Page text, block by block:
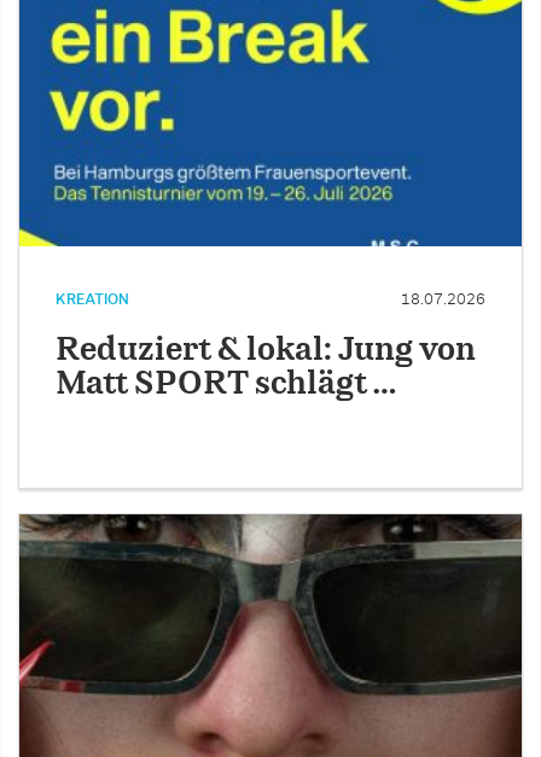
KREATION 18.07.2026
Reduziert & lokal: Jung von
Matt SPORT schlägt …